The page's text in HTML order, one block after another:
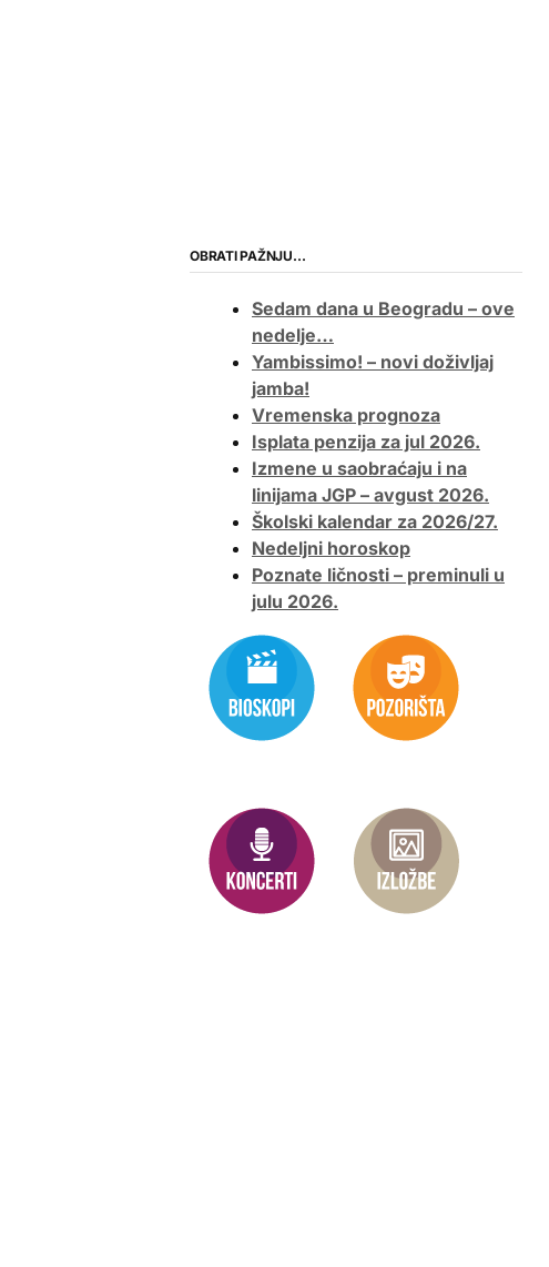
OBRATI PAŽNJU…
Sedam dana u Beogradu – ove
nedelje…
Yambissimo! – novi doživljaj
jamba!
Vremenska prognoza
Isplata penzija za jul 2026.
Izmene u saobraćaju i na
linijama JGP – avgust 2026.
Školski kalendar za 2026/27.
Nedeljni horoskop
Poznate ličnosti – preminuli u
julu 2026.